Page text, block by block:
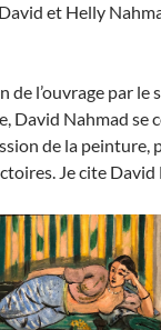
et Helly
l’ouvrage par le
David Nahmad se
de la peinture,
Je cite David